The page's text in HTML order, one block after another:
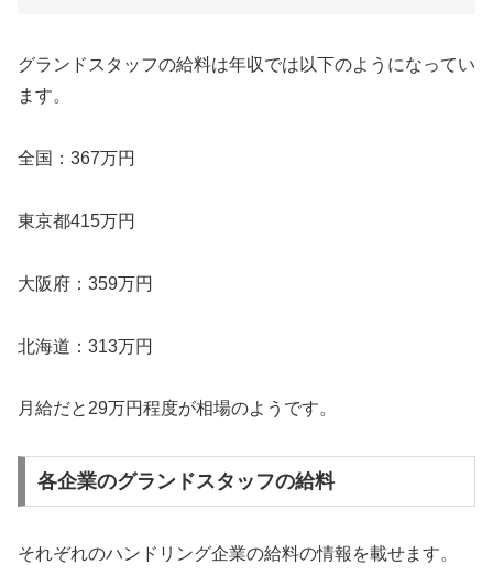
グランドスタッフの給料は年収では以下のようになってい
ます。
全国：367万円
東京都415万円
大阪府：359万円
北海道：313万円
月給だと29万円程度が相場のようです。
各企業のグランドスタッフの給料
それぞれのハンドリング企業の給料の情報を載せます。